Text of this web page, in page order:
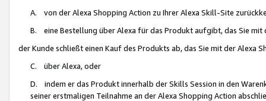
A. von der Alexa Shopping Action zu Ihrer Alexa Skill-Site
B. eine Bestellung über Alexa für das Produkt aufgibt, das Sie mit
der Kunde schließt einen Kauf des Produkts ab, das Sie mit der Alexa
C. über Alexa, oder
D. indem er das Produkt innerhalb der Skills Session in den
seiner erstmaligen Teilnahme an der Alexa Shopping Action